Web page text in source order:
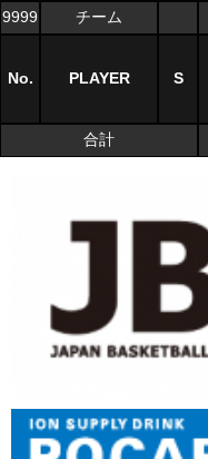
9999 チーム
No. PLAYER S
合計